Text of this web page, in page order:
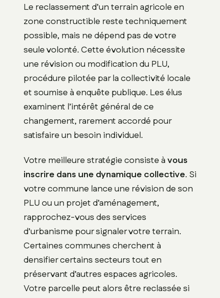
Le reclassement d’un terrain agricole en
zone constructible reste techniquement
possible, mais ne dépend pas de votre
seule volonté. Cette évolution nécessite
une révision ou modification du PLU,
procédure pilotée par la collectivité locale
et soumise à enquête publique. Les élus
examinent l’intérêt général de ce
changement, rarement accordé pour
satisfaire un besoin individuel.
Votre meilleure stratégie consiste àvous
inscrire dans une dynamique collective. Si
votre commune lance une révision de son
PLU ou un projet d’aménagement,
rapprochez-vous des services
d’urbanisme pour signaler votre terrain.
Certaines communes cherchent à
densifier certains secteurs tout en
préservant d’autres espaces agricoles.
Votre parcelle peut alors être reclassée si